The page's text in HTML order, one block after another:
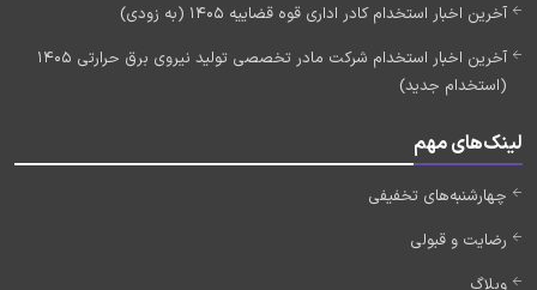
آخرین اخبار استخدام کادر اداری قوه قضاییه 1405 (به زودی)
آخرین اخبار استخدام شرکت مادر تخصصی تولید نیروی برق حرارتی 1405
(استخدام جدید)
لینک‌های مهم
چهارشنبه‌های تخفیفی
رضایت و قبولی
وبلاگ